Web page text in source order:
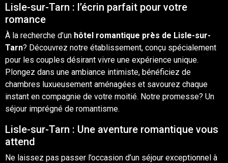
Lisle-sur-Tarn : l’écrin parfait pour votre
romance
À la recherche d’un hôtel romantique près de Lisle-sur-
Tarn? Découvrez notre établissement, conçu spécialement
pour les couples désirant vivre une expérience unique.
Plongez dans une ambiance intimiste, bénéficiez de
chambres luxueusement aménagées et savourez chaque
instant en compagnie de votre moitié. Notre promesse? Un
séjour imprégné de romantisme.
Lisle-sur-Tarn : Une aventure romantique vous
attend
Ne laissez pas passer l’occasion d’un séjour exceptionnel à